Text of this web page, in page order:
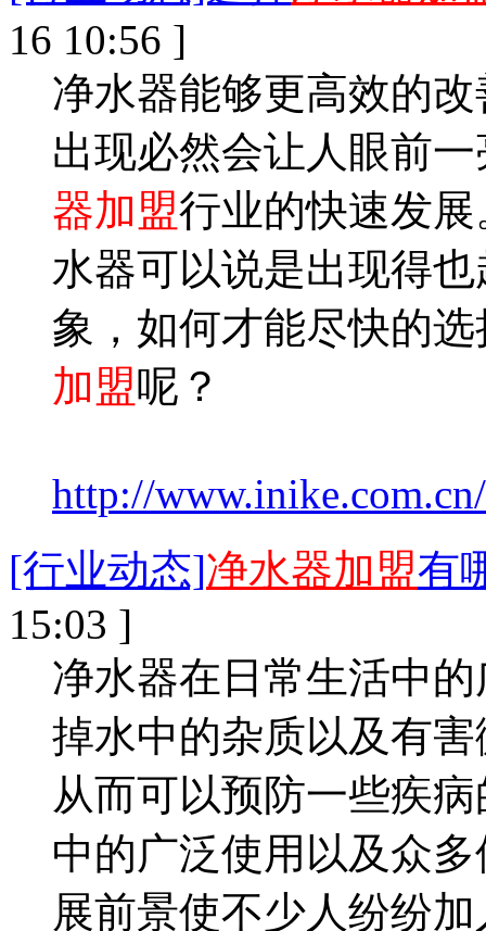
16 10:56 ]
净水器能够更高效的
出现必然会让人眼前
器加盟行业的快速发
水器可以说是出现得
象，如何才能尽快的
加盟呢？
http://
[行业动态]净水器加盟有
15:03 ]
净水器在日常生活中
掉水中的杂质以及有
从而可以预防一些疾
中的广泛使用以及众
展前景使不少人纷纷